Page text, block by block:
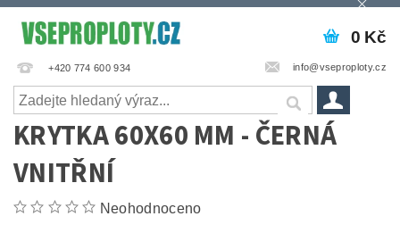
+420 774 600 934 info@vseproploty.cz
0 Kč
KRYTKA 60X60 MM - ČERNÁ
VNITŘNÍ
Neohodnoceno